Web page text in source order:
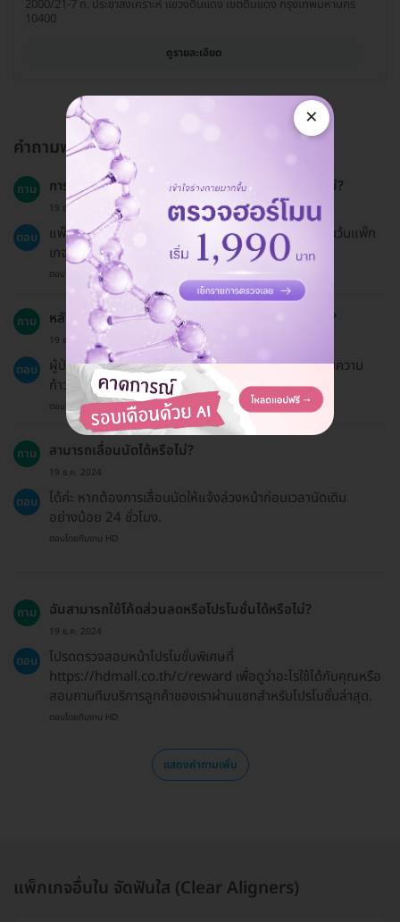
2000/21-7 ถ. ประชาสงเคราะห์ แขวงดินแดง เขตดินแดง กรุงเทพมหานคร
10400
ดูรายละเอียด
คำถามพบบ่อย
ถาม การใช้ประกันสังคมในการเข้ารับบริการเป็นไปได้หรือไม่?
19 ธ.ค. 2024
ตอบ
แพ็กเกจบน HDmall ไม่ได้เข้าร่วมสิทธิประกันสังคม ยกเว้นแพ็ก
เกจขูดหินปูน.
ตอบโดยทีมงาน HD
ถาม หลังการจัดฟันแบบใสมีกี่ครั้งที่ต้องนัดพบทันตแพทย์?
19 ธ.ค. 2024
ตอบ
ผู้ป่วยต้องนัดพบทันตแพทย์ทุก 6-8 สัปดาห์เพื่อประเมินความ
ก้าวหน้า.
ตอบโดยทีมงาน HD
ถาม สามารถเลื่อนนัดได้หรือไม่?
19 ธ.ค. 2024
ตอบ
ได้ค่ะ หากต้องการเลื่อนนัดให้แจ้งล่วงหน้าก่อนเวลานัดเดิม
อย่างน้อย 24 ชั่วโมง.
ตอบโดยทีมงาน HD
ถาม ฉันสามารถใช้โค้ดส่วนลดหรือโปรโมชั่นได้หรือไม่?
19 ธ.ค. 2024
ตอบ
โปรดตรวจสอบหน้าโปรโมชั่นพิเศษที่
https://hdmall.co.th/c/reward เพื่อดูว่าอะไรใช้ได้กับคุณหรือ
สอบถามทีมบริการลูกค้าของเราผ่านแชทสำหรับโปรโมชั่นล่าสุด.
ตอบโดยทีมงาน HD
แสดงคำถามเพิ่ม
แพ็กเกจอื่นใน จัดฟันใส (Clear Aligners)
×